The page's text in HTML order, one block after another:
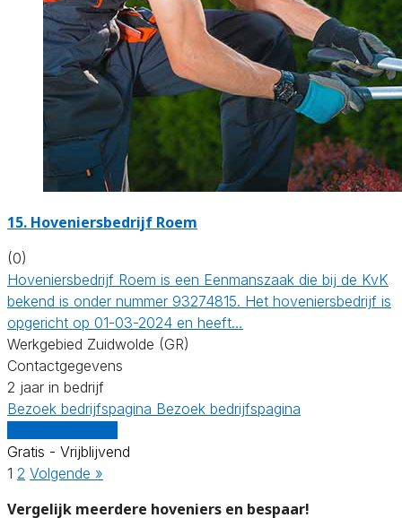
15. Hoveniersbedrijf Roem
(0)
Hoveniersbedrijf Roem is een Eenmanszaak die bij de KvK
bekend is onder nummer 93274815. Het hoveniersbedrijf is
opgericht op 01-03-2024 en heeft…
Werkgebied Zuidwolde (GR)
Contactgegevens
2 jaar in bedrijf
Bezoek bedrijfspagina Bezoek bedrijfspagina
Gratis - Vrijblijvend
1 2 Volgende »
Vergelijk meerdere hoveniers en bespaar!